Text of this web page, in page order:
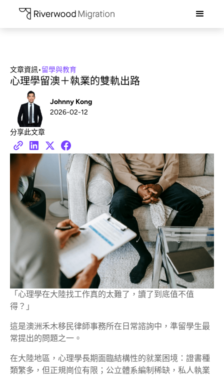
文章資訊•留學與教育
心理學留澳＋執業的雙軌出路
Johnny Kong
2026-02-12
分享此文章
「心理學在大陸找工作真的太難了，讀了到底值不值
得？」
這是澳洲禾木移民律師事務所在日常諮詢中，準留學生最
常提出的問題之一。
在大陸地區，心理學長期面臨結構性的就業困境：證書種
類繁多，但正規崗位有限；公立體系編制稀缺，私人執業